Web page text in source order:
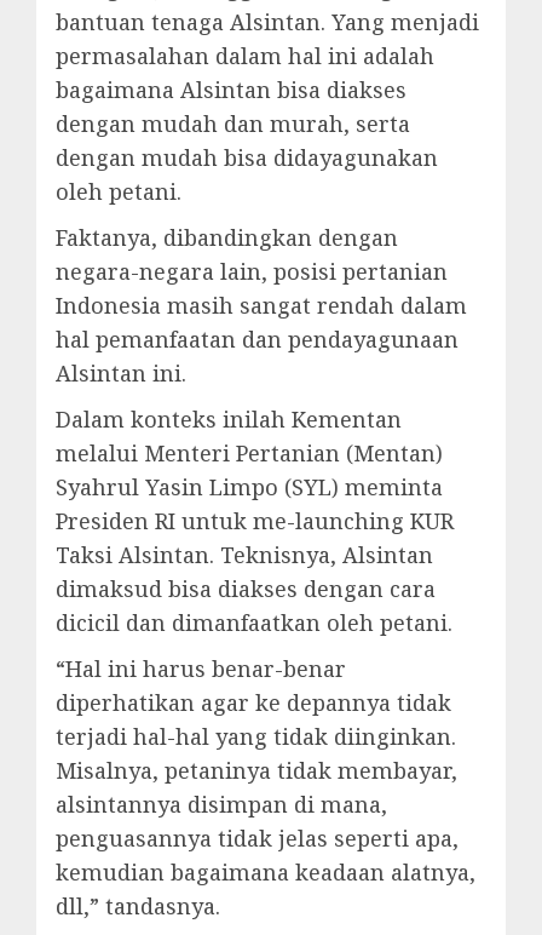
bantuan tenaga Alsintan. Yang menjadi
permasalahan dalam hal ini adalah
bagaimana Alsintan bisa diakses
dengan mudah dan murah, serta
dengan mudah bisa didayagunakan
oleh petani.
Faktanya, dibandingkan dengan
negara-negara lain, posisi pertanian
Indonesia masih sangat rendah dalam
hal pemanfaatan dan pendayagunaan
Alsintan ini.
Dalam konteks inilah Kementan
melalui Menteri Pertanian (Mentan)
Syahrul Yasin Limpo (SYL) meminta
Presiden RI untuk me-launching KUR
Taksi Alsintan. Teknisnya, Alsintan
dimaksud bisa diakses dengan cara
dicicil dan dimanfaatkan oleh petani.
“Hal ini harus benar-benar
diperhatikan agar ke depannya tidak
terjadi hal-hal yang tidak diinginkan.
Misalnya, petaninya tidak membayar,
alsintannya disimpan di mana,
penguasannya tidak jelas seperti apa,
kemudian bagaimana keadaan alatnya,
dll,” tandasnya.